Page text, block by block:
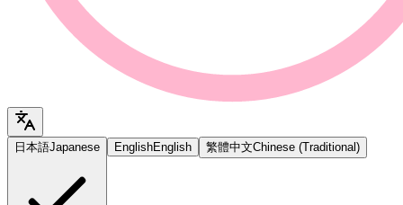
日本語Japanese EnglishEnglish 繁體中文Chinese (Traditional)